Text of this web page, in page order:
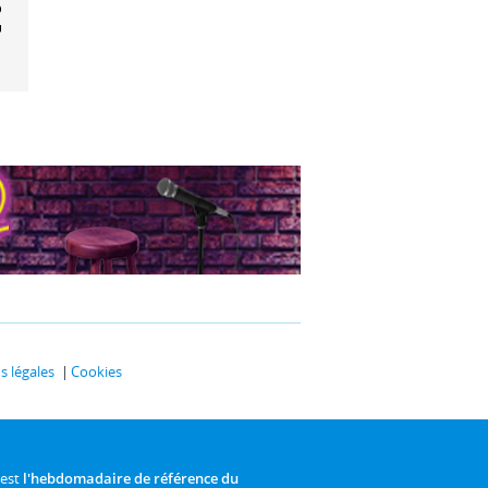
mon
légales Cookies
l'hebdomadaire de référence du